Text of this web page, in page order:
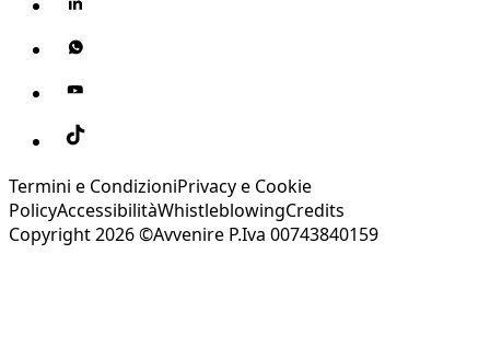
Termini e CondizioniPrivacy e Cookie
PolicyAccessibilitàWhistleblowingCredits
Copyright 2026 ©Avvenire P.Iva 00743840159